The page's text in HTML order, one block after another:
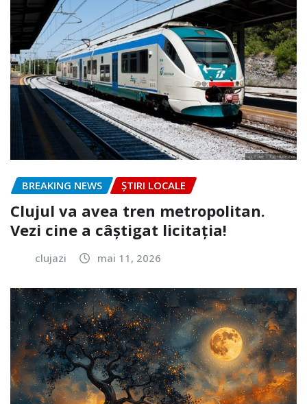
BREAKING NEWS ȘTIRI LOCALE
Clujul va avea tren metropolitan.
Vezi cine a câștigat licitația!
clujazi mai 11, 2026